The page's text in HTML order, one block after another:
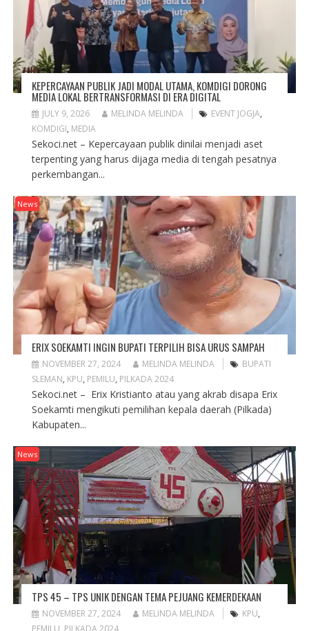
KEPERCAYAAN PUBLIK JADI MODAL UTAMA, KOMDIGI DORONG
MEDIA LOKAL BERTRANSFORMASI DI ERA DIGITAL
JULY 9, 2026 MELINDA MELINDA EVENT JOGJA,
KOMDIGI, MEDIA
Sekoci.net – Kepercayaan publik dinilai menjadi aset
terpenting yang harus dijaga media di tengah pesatnya
perkembangan...
News
ERIX SOEKAMTI INGIN BUPATI TERPILIH BISA URUS SAMPAH
NOVEMBER 27, 2024 MELINDA MELINDA
BUPATI
SLEMAN, KPU, PEMILU, PILKADA 2024
Sekoci.net – Erix Kristianto atau yang akrab disapa Erix
Soekamti mengikuti pemilihan kepala daerah (Pilkada)
Kabupaten...
News
TPS 45 – TPS UNIK DENGAN TEMA PEJUANG KEMERDEKAAN
NOVEMBER 27, 2024 MELINDA MELINDA KPU,